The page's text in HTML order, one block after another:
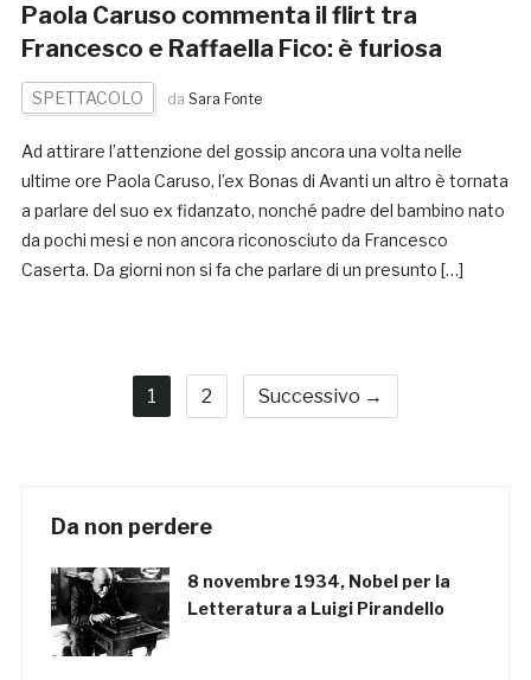
Paola Caruso commenta il flirt tra
Francesco e Raffaella Fico: è furiosa
SPETTACOLO da Sara Fonte
Ad attirare l’attenzione del gossip ancora una volta nelle
ultime ore Paola Caruso, l’ex Bonas di Avanti un altro è tornata
a parlare del suo ex fidanzato, nonché padre del bambino nato
da pochi mesi e non ancora riconosciuto da Francesco
Caserta. Da giorni non si fa che parlare di un presunto […]
1 2 Successivo →
Da non perdere
8 novembre 1934, Nobel per la
Letteratura a Luigi Pirandello